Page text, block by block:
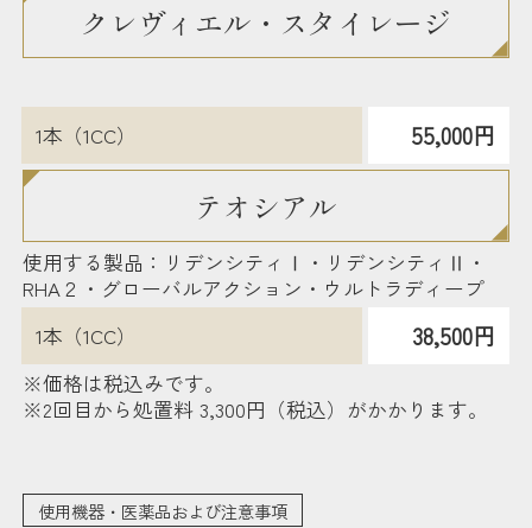
クレヴィエル・スタイレージ
1本（1CC） 55,000円
テオシアル
使用する製品：リデンシティⅠ・リデンシティⅡ・
RHA２・グローバルアクション・ウルトラディープ
1本（1CC）
38,500円
※価格は税込みです。
※2回目から処置料 3,300円（税込）がかかります。
使用機器・医薬品および注意事項